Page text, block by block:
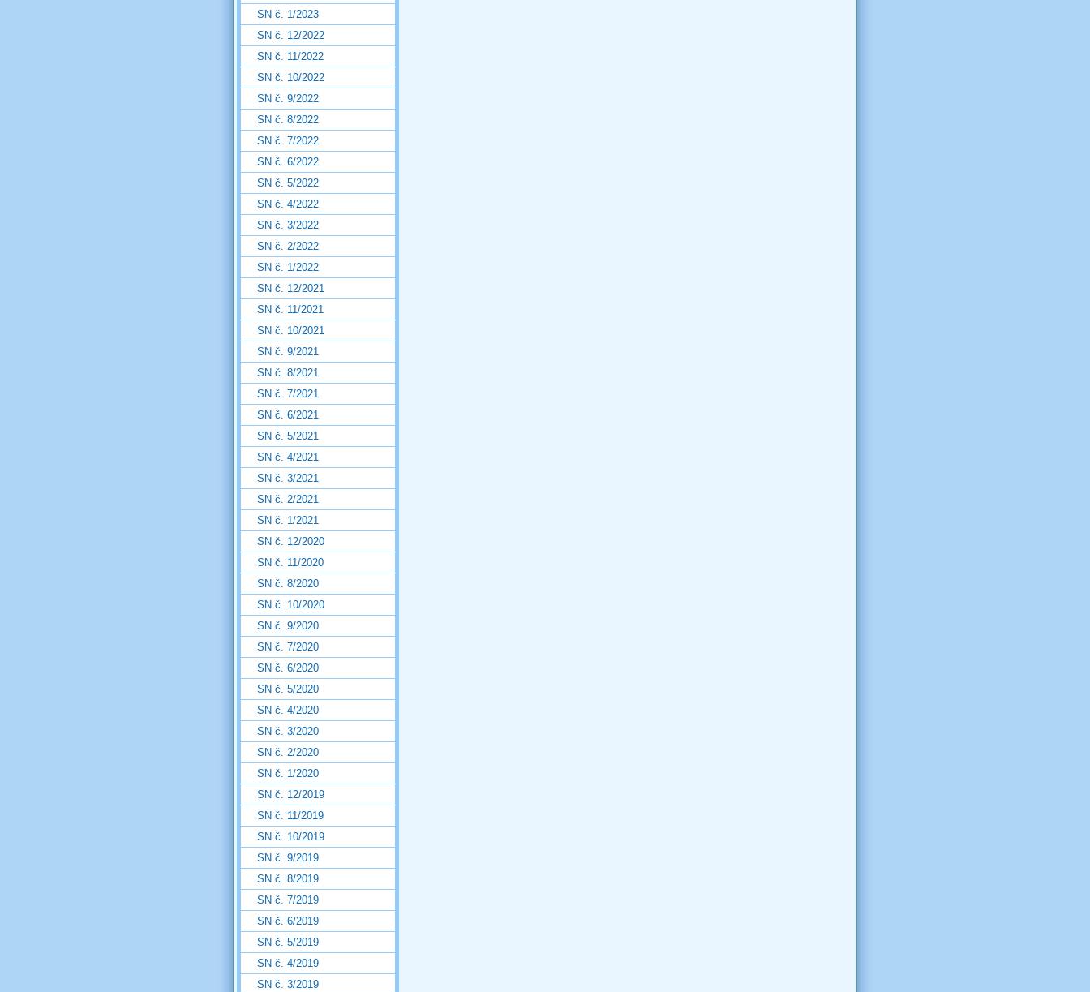
SN č. 1/2023
SN č. 12/2022
SN č. 11/2022
SN č. 10/2022
SN č. 9/2022
SN č. 8/2022
SN č. 7/2022
SN č. 6/2022
SN č. 5/2022
SN č. 4/2022
SN č. 3/2022
SN č. 2/2022
SN č. 1/2022
SN č. 12/2021
SN č. 11/2021
SN č. 10/2021
SN č. 9/2021
SN č. 8/2021
SN č. 7/2021
SN č. 6/2021
SN č. 5/2021
SN č. 4/2021
SN č. 3/2021
SN č. 2/2021
SN č. 1/2021
SN č. 12/2020
SN č. 11/2020
SN č. 8/2020
SN č. 10/2020
SN č. 9/2020
SN č. 7/2020
SN č. 6/2020
SN č. 5/2020
SN č. 4/2020
SN č. 3/2020
SN č. 2/2020
SN č. 1/2020
SN č. 12/2019
SN č. 11/2019
SN č. 10/2019
SN č. 9/2019
SN č. 8/2019
SN č. 7/2019
SN č. 6/2019
SN č. 5/2019
SN č. 4/2019
SN č. 3/2019